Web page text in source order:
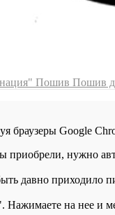
Пошив Пошив
браузеры Google
нужно
давно приходило
на нее и